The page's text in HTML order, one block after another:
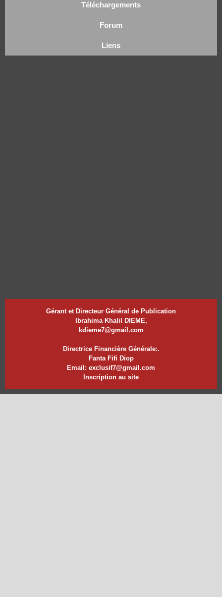
Téléchargements
Forum
Liens
Gérant et Directeur Général de Publication
Ibrahima Khalil DIEME,
kdieme7@gmail.com
Directrice Financière Générale:.
Fanta Fifi Diop
Email: exclusif7@gmail.com
Inscription au site